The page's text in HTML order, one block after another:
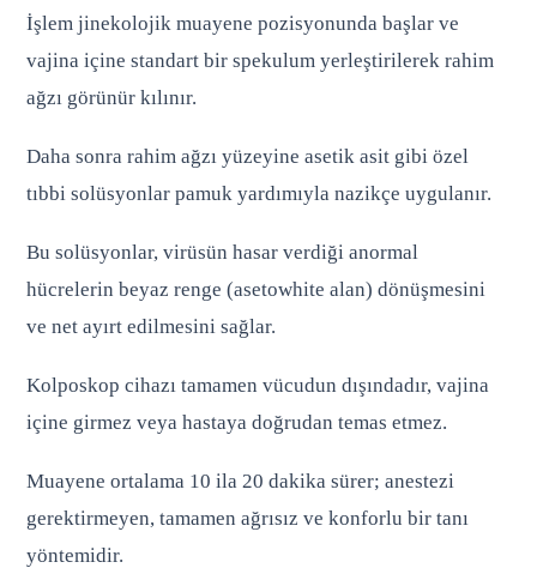
İşlem jinekolojik muayene pozisyonunda başlar ve
vajina içine standart bir spekulum yerleştirilerek rahim
ağzı görünür kılınır.
Daha sonra rahim ağzı yüzeyine asetik asit gibi özel
tıbbi solüsyonlar pamuk yardımıyla nazikçe uygulanır.
Bu solüsyonlar, virüsün hasar verdiği anormal
hücrelerin beyaz renge (asetowhite alan) dönüşmesini
ve net ayırt edilmesini sağlar.
Kolposkop cihazı tamamen vücudun dışındadır, vajina
içine girmez veya hastaya doğrudan temas etmez.
Muayene ortalama 10 ila 20 dakika sürer; anestezi
gerektirmeyen, tamamen ağrısız ve konforlu bir tanı
yöntemidir.